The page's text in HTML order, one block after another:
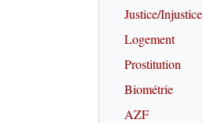
Justice/Injustice
Logement
Prostitution
Biométrie
AZF